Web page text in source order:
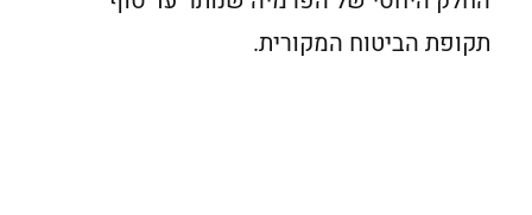
תקופת הביטוח המקורית.